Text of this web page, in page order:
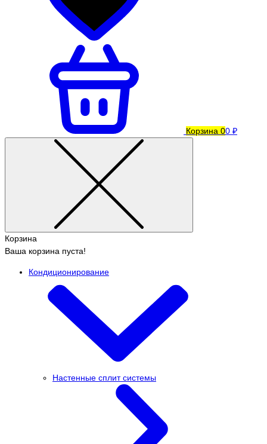
Корзина 00 ₽
Корзина
Ваша корзина пуста!
Кондиционирование
Настенные сплит системы